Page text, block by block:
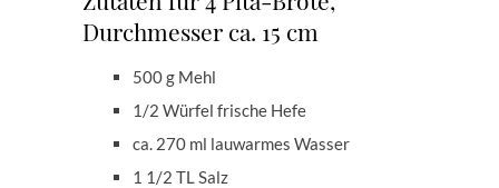
Durchmesser ca. 15 cm
500 g Mehl
1/2 Würfel frische Hefe
ca. 270 ml lauwarmes Wasser
1 1/2 TL Salz